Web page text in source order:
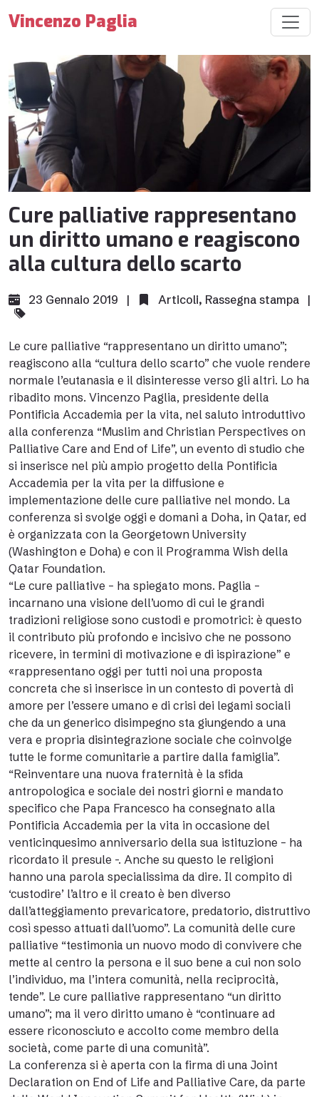
Vincenzo Paglia
Cure palliative rappresentano
un diritto umano e reagiscono
alla cultura dello scarto
23 Gennaio 2019 | Articoli, Rassegna stampa |
Le cure palliative “rappresentano un diritto umano”;
reagiscono alla “cultura dello scarto” che vuole rendere
normale l’eutanasia e il disinteresse verso gli altri. Lo ha
ribadito mons. Vincenzo Paglia, presidente della
Pontificia Accademia per la vita, nel saluto introduttivo
alla conferenza “Muslim and Christian Perspectives on
Palliative Care and End of Life”, un evento di studio che
si inserisce nel più ampio progetto della Pontificia
Accademia per la vita per la diffusione e
implementazione delle cure palliative nel mondo. La
conferenza si svolge oggi e domani a Doha, in Qatar, ed
è organizzata con la Georgetown University
(Washington e Doha) e con il Programma Wish della
Qatar Foundation.
“Le cure palliative – ha spiegato mons. Paglia –
incarnano una visione dell’uomo di cui le grandi
tradizioni religiose sono custodi e promotrici: è questo
il contributo più profondo e incisivo che ne possono
ricevere, in termini di motivazione e di ispirazione” e
«rappresentano oggi per tutti noi una proposta
concreta che si inserisce in un contesto di povertà di
amore per l’essere umano e di crisi dei legami sociali
che da un generico disimpegno sta giungendo a una
vera e propria disintegrazione sociale che coinvolge
tutte le forme comunitarie a partire dalla famiglia”.
“Reinventare una nuova fraternità è la sfida
antropologica e sociale dei nostri giorni e mandato
specifico che Papa Francesco ha consegnato alla
Pontificia Accademia per la vita in occasione del
venticinquesimo anniversario della sua istituzione – ha
ricordato il presule -. Anche su questo le religioni
hanno una parola specialissima da dire. Il compito di
‘custodire’ l’altro e il creato è ben diverso
dall’atteggiamento prevaricatore, predatorio, distruttivo
così spesso attuati dall’uomo”. La comunità delle cure
palliative “testimonia un nuovo modo di convivere che
mette al centro la persona e il suo bene a cui non solo
l’individuo, ma l’intera comunità, nella reciprocità,
tende”. Le cure palliative rappresentano “un diritto
umano”; ma il vero diritto umano è “continuare ad
essere riconosciuto e accolto come membro della
società, come parte di una comunità”.
La conferenza si è aperta con la firma di una Joint
Declaration on End of Life and Palliative Care, da parte